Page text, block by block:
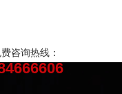
咨询热线：